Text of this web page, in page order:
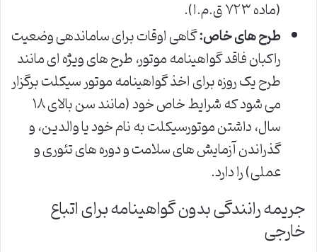
(ماده ۷۲۳ ق.م.ا).
طرح های خاص:گاهی اوقات برای ساماندهی وضعیت
راکبان فاقد گواهینامه موتور، طرح های ویژه ای مانند
طرح یک روزه برای اخذ گواهینامه موتور سیکلت برگزار
می شود که شرایط خاص خود (مانند سن بالای ۱۸
سال، داشتن موتورسیکلت به نام خود یا والدین، و
گذراندن آزمایش های سلامت و دوره های تئوری و
عملی) را دارد.
جریمه رانندگی بدون گواهینامه برای اتباع
خارجی